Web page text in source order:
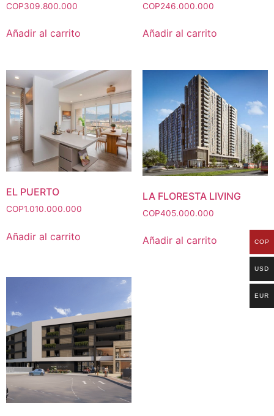
COP309.800.000
Añadir al carrito
COP246.000.000
Añadir al carrito
EL PUERTO
COP1.010.000.000
Añadir al carrito
LA FLORESTA LIVING
COP405.000.000
Añadir al carrito COP
USD
EUR